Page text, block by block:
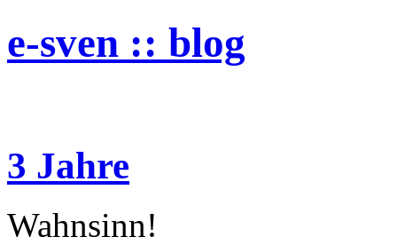
e-sven :: blog
3 Jahre
Wahnsinn!